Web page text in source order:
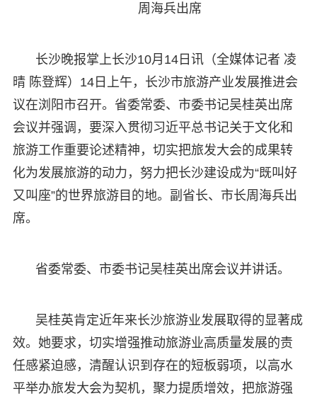
周海兵出席
长沙晚报掌上长沙10月14日讯（全媒体记者 凌
晴 陈登辉）14日上午，长沙市旅游产业发展推进会
议在浏阳市召开。省委常委、市委书记吴桂英出席
会议并强调，要深入贯彻习近平总书记关于文化和
旅游工作重要论述精神，切实把旅发大会的成果转
化为发展旅游的动力，努力把长沙建设成为“既叫好
又叫座”的世界旅游目的地。副省长、市长周海兵出
席。
省委常委、市委书记吴桂英出席会议并讲话。
吴桂英肯定近年来长沙旅游业发展取得的显著成
效。她要求，切实增强推动旅游业高质量发展的责
任感紧迫感，清醒认识到存在的短板弱项，以高水
平举办旅发大会为契机，聚力提质增效，把旅游强